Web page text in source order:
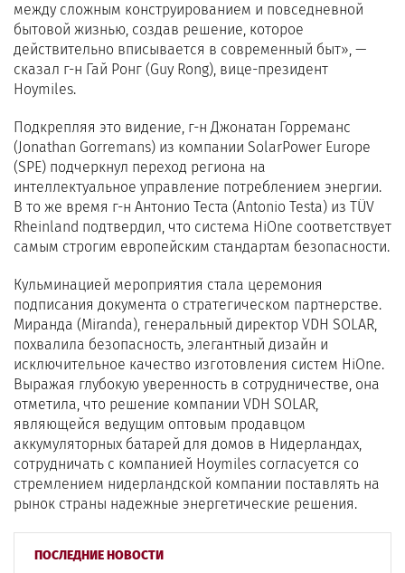
ПОСЛЕДНИЕ НОВОСТИ
между сложным конструированием и повседневной
бытовой жизнью, создав решение, которое
действительно вписывается в современный быт», —
сказал г-н Гай Ронг (Guy Rong), вице-президент
Hoymiles.
Подкрепляя это видение, г-н Джонатан Горреманс
(Jonathan Gorremans) из компании SolarPower Europe
(SPE) подчеркнул переход региона на
интеллектуальное управление потреблением энергии.
В то же время г-н Антонио Теста (Antonio Testa) из TÜV
Rheinland подтвердил, что система HiOne соответствует
самым строгим европейским стандартам безопасности.
Кульминацией мероприятия стала церемония
подписания документа о стратегическом партнерстве.
Миранда (Miranda), генеральный директор VDH SOLAR,
похвалила безопасность, элегантный дизайн и
исключительное качество изготовления систем HiOne.
Выражая глубокую уверенность в сотрудничестве, она
отметила, что решение компании VDH SOLAR,
являющейся ведущим оптовым продавцом
аккумуляторных батарей для домов в Нидерландах,
сотрудничать с компанией Hoymiles согласуется со
стремлением нидерландской компании поставлять на
рынок страны надежные энергетические решения.